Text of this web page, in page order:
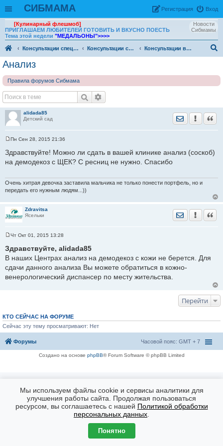
СИБМАМА Вход
Рeгиcтpaция
Новости
Сибмамы
[Кулинарный флешмоб]
ПРИГЛАШАЕМ ЛЮБИТЕЛЕЙ ГОТОВИТЬ И ВКУСНО ПОЕСТЬ
Тема этой недели "МЕДАЛЬОНЫ">>>>
Консультации специалистов Консультации специалистов. Архив
Консультации врачей Центров семейной медицины
Анализ
Правила форумов Сибмама
alidada85
Детский сад
Отправить
о
б
н
и
е
Пн Сен 28, 2015 21:36
Здравствуйте! Можно ли сдать в вашей клинике анализ (соскоб)
на демодекоз с ЩЕК? С ресниц не нужно. Спасибо
Очень хитрая девочка заставила мальчика не только понести портфель, но и
передать его нужным людям...))
Zdravitsa
Ясельки
Отправить
о
б
е
н
Чт Окт 01, 2015 13:28
Здравствуйте, alidada85
В наших Центрах анализ на демодекоз с кожи не берется. Для
сдачи данного анализа Вы можете обратиться в кожно-
венерологический диспансер по месту жительства.
Перейти
КТО СЕЙЧАС НА ФОРУМЕ
Сейчас эту тему просматривают: Нет
Форумы Часовой пояс: GMT + 7
Создано на основе phpBB® Forum Software © phpBB Limited
Мы используем файлы cookie и сервисы аналитики для
улучшения работы сайта. Продолжая пользоваться
ресурсом, вы соглашаетесь с нашей Политикой обработки
персональных данных
Понятно